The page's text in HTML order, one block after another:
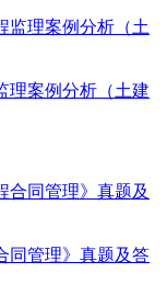
理案例分析（土建
同管理》真题及答